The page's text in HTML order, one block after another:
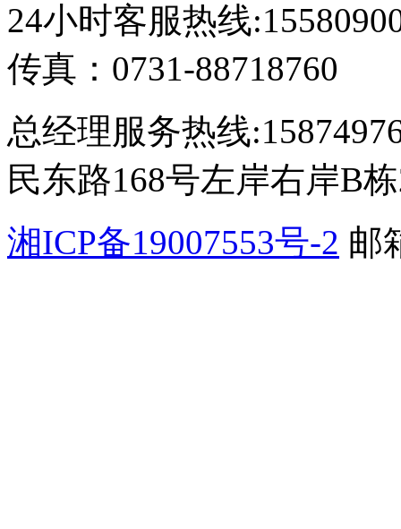
24小时客服热线
传真：0731-88718760
总经理服务热线
民东路168号左岸右岸B
湘ICP备19007553号-2 邮